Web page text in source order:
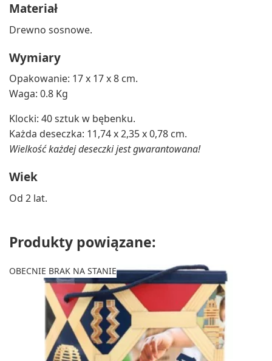
Materiał
Drewno sosnowe.
Wymiary
Opakowanie: 17 x 17 x 8 cm.
Waga: 0.8 Kg
Klocki: 40 sztuk w bębenku.
Każda deseczka: 11,74 x 2,35 x 0,78 cm.
Wielkość każdej deseczki jest gwarantowana!
Wiek
Od 2 lat.
Produkty powiązane:
OBECNIE BRAK NA STANIE